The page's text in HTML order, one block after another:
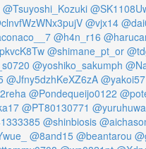
@Tsuyoshi_Kozuki
@vjx14
@h4n_r16
@shimane_pt_or
@yoshiko_sakumph
@Jfny5dzhKeXZ6zA @yakoi57
@Pondequeijo0122
@PT80130771
@shinbiosis
@8and15 @beantarou